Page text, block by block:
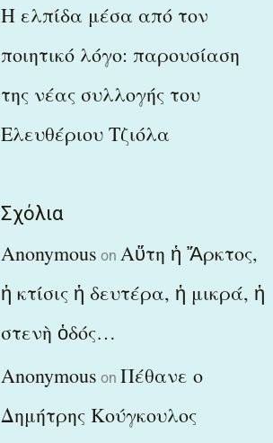
Η ελπίδα μέσα από τον
ποιητικό λόγο: παρουσίαση
της νέας συλλογής του
Ελευθέριου Τζιόλα
Σχόλια
Anonymous on Αὕτη ἡ Ἄρκτος,
ἡ κτίσις ἡ δευτέρα, ἡ μικρά, ἡ
στενὴ ὁδός…
Anonymous on Πέθανε ο
Δημήτρης Κούγκουλος